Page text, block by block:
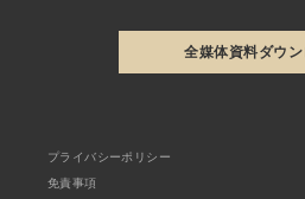
全媒体資料ダウン
プライバシーポリシー
免責事項